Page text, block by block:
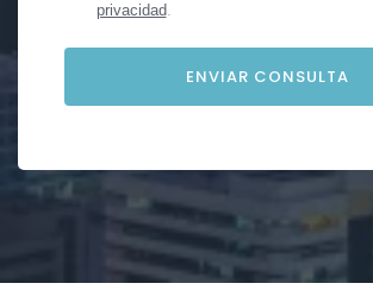
privacidad.